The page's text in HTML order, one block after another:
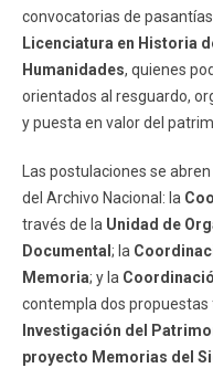
convocatorias de
Licenciatura en Historia
Humanidades, quienes
orientados al resguardo,
y puesta en valor del
Las postulaciones se
del Archivo Nacional: la
través de la Unidad de
Documental; la
Memoria; y la
contempla dos
Investigación del
proyecto Memorias del